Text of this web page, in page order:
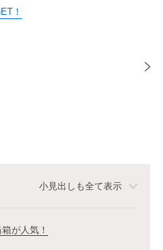
！
小見出しも全て表示
が人気！